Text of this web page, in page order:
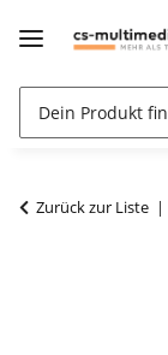
Zurück zur Liste